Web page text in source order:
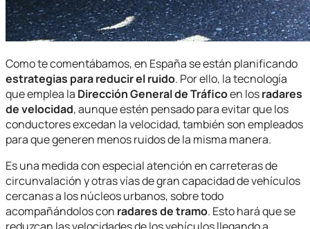
Como te comentábamos, en España se están planificando
estrategias para reducir el ruido. Por ello, la tecnología
que emplea la Dirección General de Tráficoen losradares
de velocidad, aunque estén pensado para evitar que los
conductores excedan la velocidad, también son empleados
para que generen menos ruidos de la misma manera.
Es una medida con especial atención en carreteras de
circunvalación y otras vías de gran capacidad de vehículos
cercanas a los núcleos urbanos, sobre todo
acompañándolos con radares de tramo. Esto hará que se